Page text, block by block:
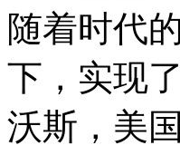
随着时代
下，实现
沃斯，美